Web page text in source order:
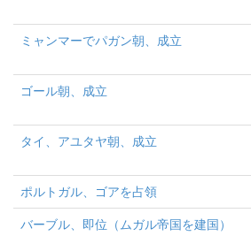
ミャンマーでパガン朝、成立
ゴール朝、成立
タイ、アユタヤ朝、成立
ポルトガル、ゴアを占領
バーブル、即位（ムガル帝国を建国）